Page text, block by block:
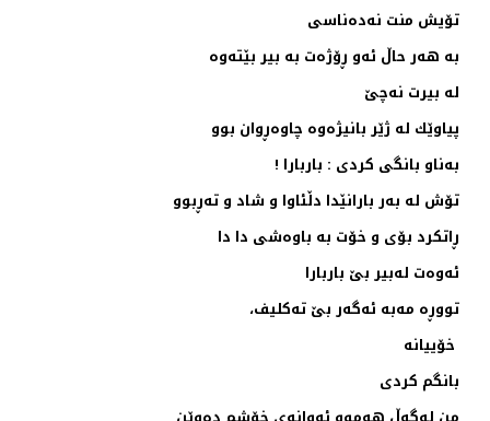
تۆیش منت نه‌ده‌ناسی
به‌ هه‌ر حاڵ ئه‌و ڕۆژه‌ت به‌ بیر بێته‌‌وه
له‌ بیرت نه‌چێ‌
پیاوێك له‌ ژێر بانیژه‌وه‌ چاوه‌ڕوان بوو
به‌ناو بانگی كردی : باربارا !
تۆش له‌ به‌ر بارانێدا دڵئاوا و شاد و ته‌ڕبوو
ڕاتكرد بۆی و خۆت به‌ باوه‌شی دا دا
ئه‌وه‌ت له‌بیر بێ باربارا
تووڕه‌ مه‌به‌ ئه‌گه‌ر بێ ته‌كلیف،
خۆییانه‌
بانگم كردی